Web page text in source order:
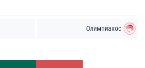
Олимпиакос